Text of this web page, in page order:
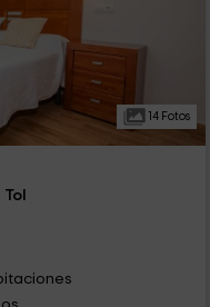
14 Fotos